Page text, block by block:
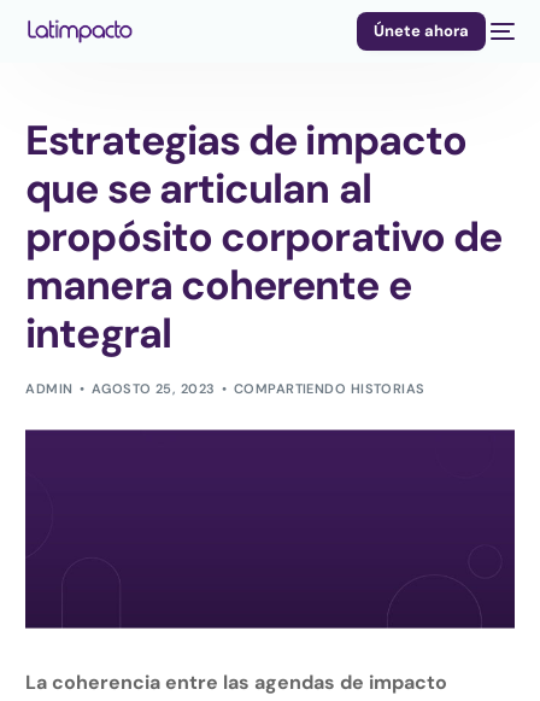
Únete ahora
Estrategias de impacto
que se articulan al
propósito corporativo de
manera coherente e
integral
ADMIN AGOSTO 25, 2023 COMPARTIENDO HISTORIAS
La coherencia entre las agendas de impacto